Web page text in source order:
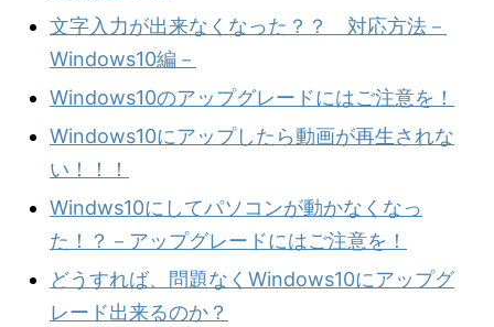
文字入力が出来なくなった？？ 対応方法－
Windows10編－
Windows10のアップグレードにはご注意を！
Windows10にアップしたら動画が再生されな
い！！！
Windws10にしてパソコンが動かなくなっ
た！？－アップグレードにはご注意を！
どうすれば、問題なくWindows10にアップグ
レード出来るのか？